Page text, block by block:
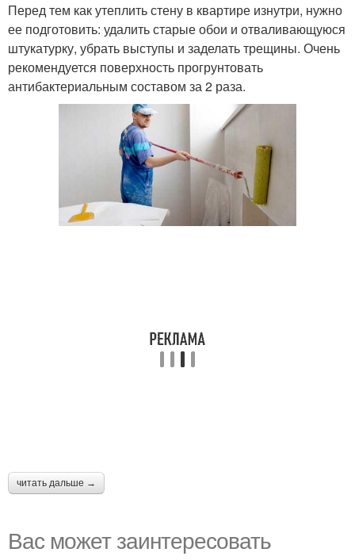
Перед тем как утеплить стену в квартире изнутри, нужно
ее подготовить: удалить старые обои и отваливающуюся
штукатурку, убрать выступы и заделать трещины. Очень
рекомендуется поверхность прогрунтовать
антибактериальным составом за 2 раза.
читать дальше →
Вас может заинтересовать